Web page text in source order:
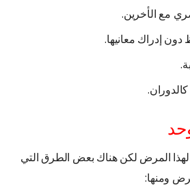
مع الأخرين.
دون إدراك معانيها.
لهذا المرض لكن هناك بعض الطرق التي
ومنها: